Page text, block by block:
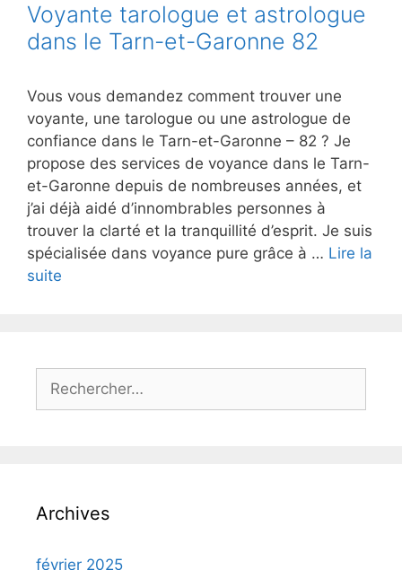
Voyante tarologue et astrologue
dans le Tarn-et-Garonne 82
Vous vous demandez comment trouver une
voyante, une tarologue ou une astrologue de
confiance dans le Tarn-et-Garonne – 82 ? Je
propose des services de voyance dans le Tarn-
et-Garonne depuis de nombreuses années, et
j’ai déjà aidé d’innombrables personnes à
trouver la clarté et la tranquillité d’esprit. Je suis
spécialisée dans voyance pure grâce à … Lire la
suite
Archives
février 2025